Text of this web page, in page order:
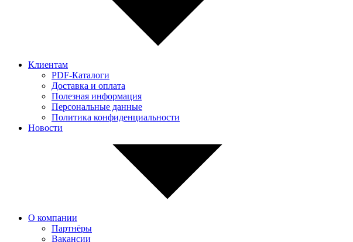
Клиентам
PDF-Каталоги
Доставка и оплата
Полезная информация
Персональные данные
Политика конфиденциальности
Новости
О компании
Партнёры
Вакансии